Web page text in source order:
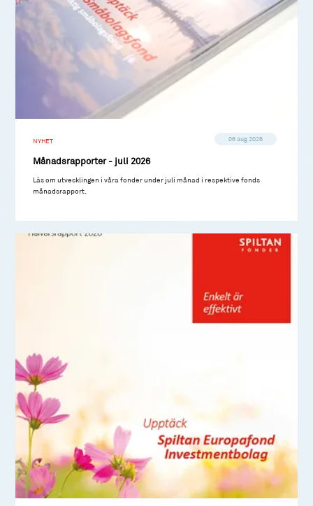
NYHET 06 aug 2026
Månadsrapporter - juli 2026
Läs om utvecklingen i våra fonder under juli månad i respektive fonds
månadsrapport.